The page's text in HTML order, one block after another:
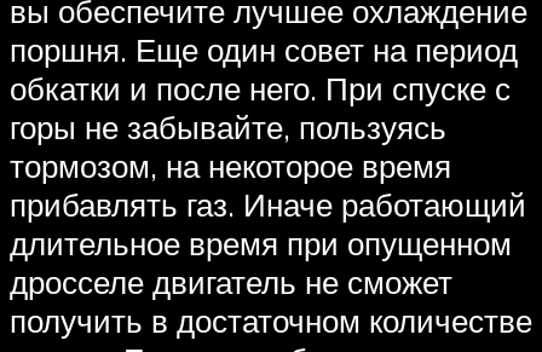
вы обеспечите лучшее охлаждение
поршня. Еще один совет на период
обкатки и после него. При спуске с
горы не забывайте, пользуясь
тормозом, на некоторое время
прибавлять газ. Иначе работающий
длительное время при опущенном
дросселе двигатель не сможет
получить в достаточном количестве